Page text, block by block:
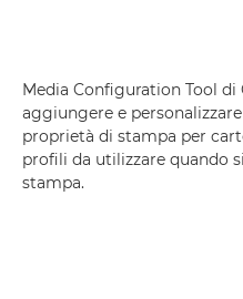
Media Configuration Tool di
aggiungere e
proprietà di stampa per
profili da utilizzare quando
stampa.